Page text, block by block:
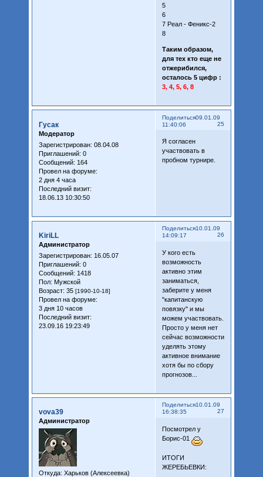
5
6
7 Реал - Феникс-2
8
Таким образом,
для тех кто еще не
отжерибился,
осталось 5 цифр :
3, 4, 5, 6, 8
Поделиться
25
09.01.09
11:40:06
Гусак
Модератор
Зарегистрирован: 08.04.08
Приглашений: 0
Сообщений: 164
Провел на форуме:
2 дня 4 часа
Последний визит:
18.06.13 10:30:50
Я согласен
участвовать в
пробном турнире.
Поделиться
26
10.01.09
14:09:17
KiriLL
Администратор
Зарегистрирован: 16.05.07
Приглашений: 0
Сообщений: 1418
Пол: Мужской
Возраст: 35 [1990-10-18]
Провел на форуме:
3 дня 10 часов
Последний визит:
23.09.16 19:23:49
У кого есть
возможность
активно этим
заниматься,
заберите у меня
"капитанскую
повязку" и мы
можем участвовать.
Просто у меня нет
сейчас возможности
уделять этому
активное внимание
хотя бы по сбору
прогнозов...
Поделиться
27
10.01.09
16:38:35
vova39
Администратор
Откуда: Харьков (Алексеевка)
Посмотрел у
Борис-01
ИТОГИ
ЖЕРЕБЬЕВКИ: